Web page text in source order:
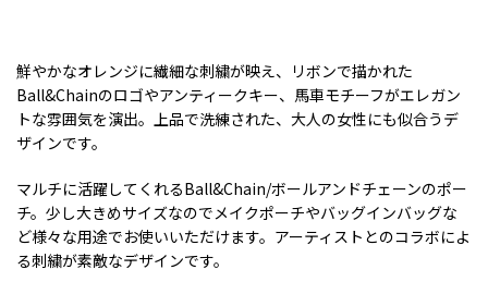
鮮やかなオレンジに繊細な刺繍が映え、リボンで描かれた
Ball&Chainのロゴやアンティークキー、馬車モチーフがエレガン
トな雰囲気を演出。上品で洗練された、大人の女性にも似合うデ
ザインです。
マルチに活躍してくれるBall&Chain/ボールアンドチェーンのポー
チ。少し大きめサイズなのでメイクポーチやバッグインバッグな
ど様々な用途でお使いいただけます。アーティストとのコラボによ
る刺繍が素敵なデザインです。